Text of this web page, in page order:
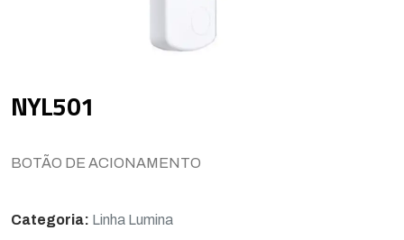
NYL501
BOTÃO DE ACIONAMENTO
Categoria: Linha Lumina